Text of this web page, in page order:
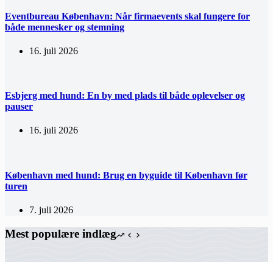
Eventbureau København: Når firmaevents skal fungere for
både mennesker og stemning
16. juli 2026
Esbjerg med hund: En by med plads til både oplevelser og
pauser
16. juli 2026
København med hund: Brug en byguide til København før
turen
7. juli 2026
Mest populære indlæg